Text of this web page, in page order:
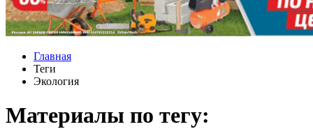
Главная
Теги
Экология
Материалы по тегу: